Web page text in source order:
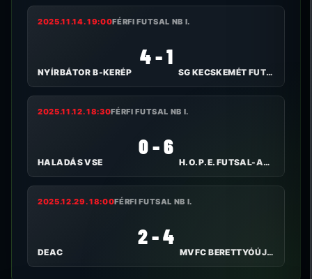
2025.11.14. 19:00FÉRFI FUTSAL NB I.
NYÍRBÁTOR B-KERÉP
4 - 1
SG KECSKEMÉT FUTSAL
2025.11.12. 18:30FÉRFI FUTSAL NB I.
HALADÁS VSE
0 - 6
H.O.P.E. FUTSAL-ALPASSPORT
2025.12.29. 18:00FÉRFI FUTSAL NB I.
DEAC
2 - 4
MVFC BERETTYÓÚJFALU